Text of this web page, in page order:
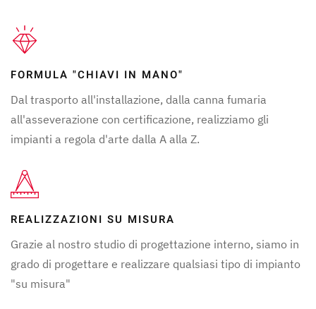
FORMULA "CHIAVI IN MANO"
Dal trasporto all'installazione, dalla canna fumaria
all'asseverazione con certificazione, realizziamo gli
impianti a regola d'arte dalla A alla Z.
REALIZZAZIONI SU MISURA
Grazie al nostro studio di progettazione interno, siamo in
grado di progettare e realizzare qualsiasi tipo di impianto
"su misura"